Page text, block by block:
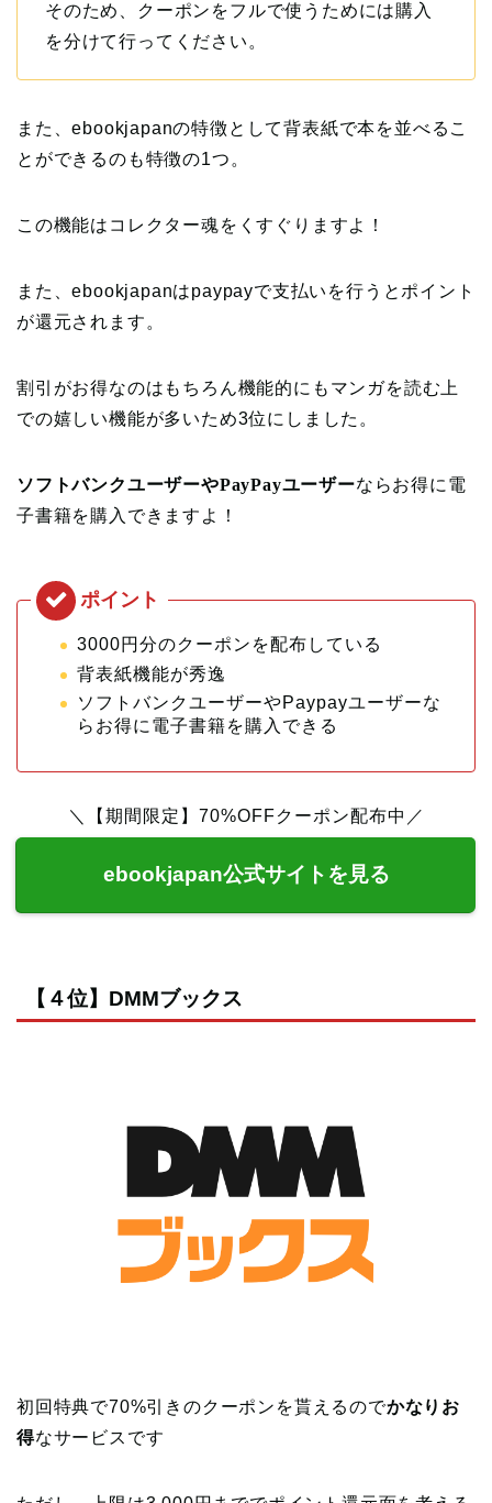
そのため、クーポンをフルで使うためには購入
を分けて行ってください。
また、ebookjapanの特徴として背表紙で本を並べるこ
とができるのも特徴の1つ。
この機能はコレクター魂をくすぐりますよ！
また、ebookjapanはpaypayで支払いを行うとポイント
が還元されます。
割引がお得なのはもちろん機能的にもマンガを読む上
での嬉しい機能が多いため3位にしました。
ソフトバンクユーザーやPayPayユーザーならお得に電
子書籍を購入できますよ！
3000円分のクーポンを配布している
背表紙機能が秀逸
ソフトバンクユーザーやPaypayユーザーな
らお得に電子書籍を購入できる
＼【期間限定】70%OFFクーポン配布中／
ebookjapan公式サイトを見る
【４位】DMMブックス
初回特典で70%引きのクーポンを貰えるのでかなりお
得なサービスです